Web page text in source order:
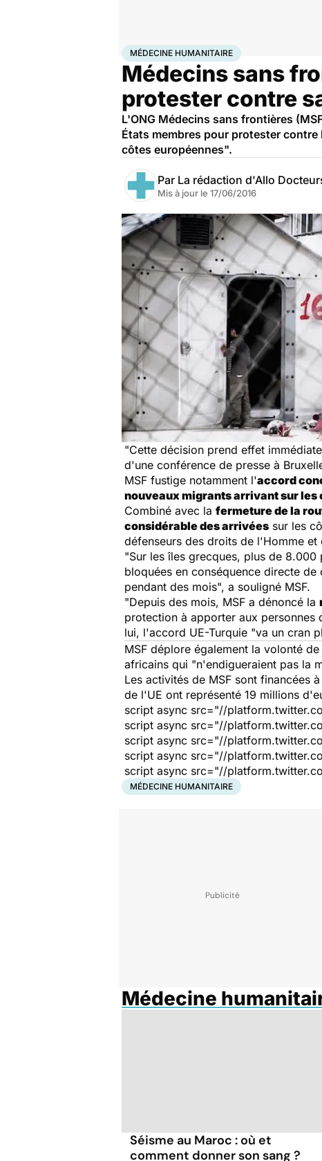
AccueilSanté Médecine humanitaire
MÉDECINE HUMANITAIRE
Médecins sans
protester contre
L'ONG Médecins sans frontières
États membres pour protester
côtes européennes".
Par La rédaction d'Allo
Mis à jour le 17/06/2016
"Cette décision prend effet
d'une conférence de presse à
MSF fustige notamment l'accord
nouveaux migrants arrivant sur les
Combiné avec la fermeture de la
considérable des arrivées sur les
défenseurs des droits de l'Homme
"Sur les îles grecques, plus de
bloquées en conséquence directe de
pendant des mois", a souligné MSF.
"Depuis des mois, MSF a dénoncé la
protection à apporter aux personnes
lui, l'accord UE-Turquie "va un cran
MSF déplore également la volonté
africains qui "n'endigueraient pas la
Les activités de MSF sont financées
de l'UE ont représenté 19 millions
script async src="//
script async src="//
script async src="//
script async src="//
script async src="//
MÉDECINE HUMANITAIRE
Médecine
Séisme au Maroc : où et
comment donner son sang ?